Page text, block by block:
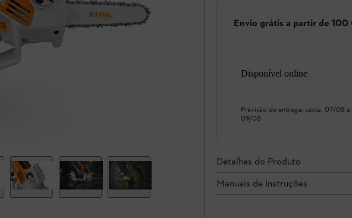
Envio grátis a partir de 100
Disponível online
Previsão de entrega: sexta, 07/08 a
09/08
Detalhes do Produto
Manuais de Instruções